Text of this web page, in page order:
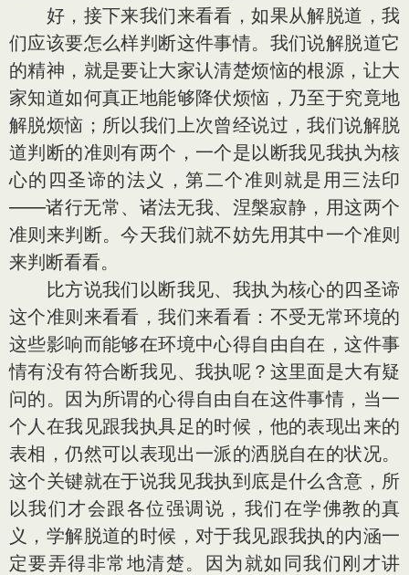
好，接下来我们来看看，如果从解脱道，我
们应该要怎么样判断这件事情。我们说解脱道它
的精神，就是要让大家认清楚烦恼的根源，让大
家知道如何真正地能够降伏烦恼，乃至于究竟地
解脱烦恼；所以我们上次曾经说过，我们说解脱
道判断的准则有两个，一个是以断我见我执为核
心的四圣谛的法义，第二个准则就是用三法印
——诸行无常、诸法无我、涅槃寂静，用这两个
准则来判断。今天我们就不妨先用其中一个准则
来判断看看。
比方说我们以断我见、我执为核心的四圣谛
这个准则来看看，我们来看看：不受无常环境的
这些影响而能够在环境中心得自由自在，这件事
情有没有符合断我见、我执呢？这里面是大有疑
问的。因为所谓的心得自由自在这件事情，当一
个人在我见跟我执具足的时候，他的表现出来的
表相，仍然可以表现出一派的洒脱自在的状况。
这个关键就在于说我见我执到底是什么含意，所
以我们才会跟各位强调说，我们在学佛教的真
义，学解脱道的时候，对于我见跟我执的内涵一
定要弄得非常地清楚。因为就如同我们刚才讲